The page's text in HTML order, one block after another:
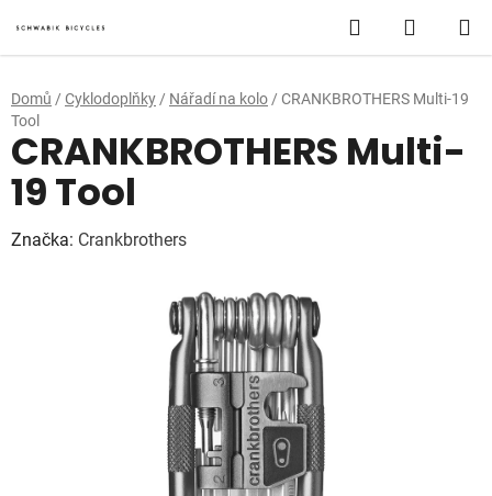
na
obsah
Hledat
KOŠÍK
Domů / Cyklodoplňky / Nářadí na kolo / CRANKBROTHERS Multi-19
Tool
CRANKBROTHERS Multi-
19 Tool
Značka: Crankbrothers